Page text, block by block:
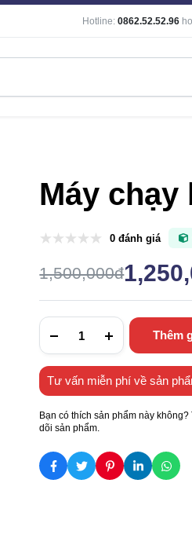
Hotline: 0862.52.52.96
Máy chạy
0 đánh giá
1,500,000đ
Thêm
Tư vấn miễn phí về sản
Bạn có thích sản phẩm này
dõi sản phẩm.